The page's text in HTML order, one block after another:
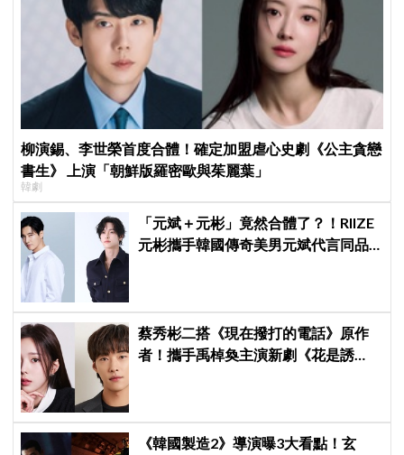
柳演錫、李世榮首度合體！確定加盟虐心史劇《公主貪戀
書生》 上演「朝鮮版羅密歐與茱麗葉」
韓劇
「元斌＋元彬」竟然合體了？！RIIZE
元彬攜手韓國傳奇美男元斌代言同品
蔡秀彬二搭《現在撥打的電話》原作
者！攜手禹棹奐主演新劇《花是誘
《韓國製造2》導演曝3大看點！玄